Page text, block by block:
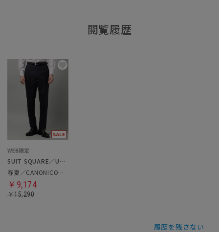
閲覧履歴
SUIT SQUARE／UNIVERSAL LANGUAGE
春夏／CANONICO／テーパードパンツ
￥9,174
￥15,290
履歴を残さない